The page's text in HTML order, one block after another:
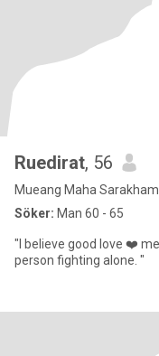
Ruedirat, 56
Mueang Maha
Söker: Man 60 - 65
"I believe good love ❤️
person fighting alone. "